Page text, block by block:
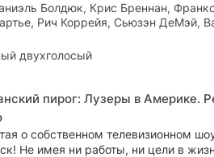
Болдюк, Крис Бреннан,
Рич Коррейя, Сьюзэн ДеМэй,
двухголосый
пирог: Лузеры в Америке.
о собственном телевизионном
Не имея ни работы, ни цели в